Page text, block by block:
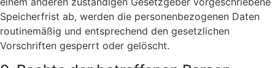
Speicherfrist ab, werden die personenbezogenen Daten
routinemäßig und entsprechend den gesetzlichen
Vorschriften gesperrt oder gelöscht.